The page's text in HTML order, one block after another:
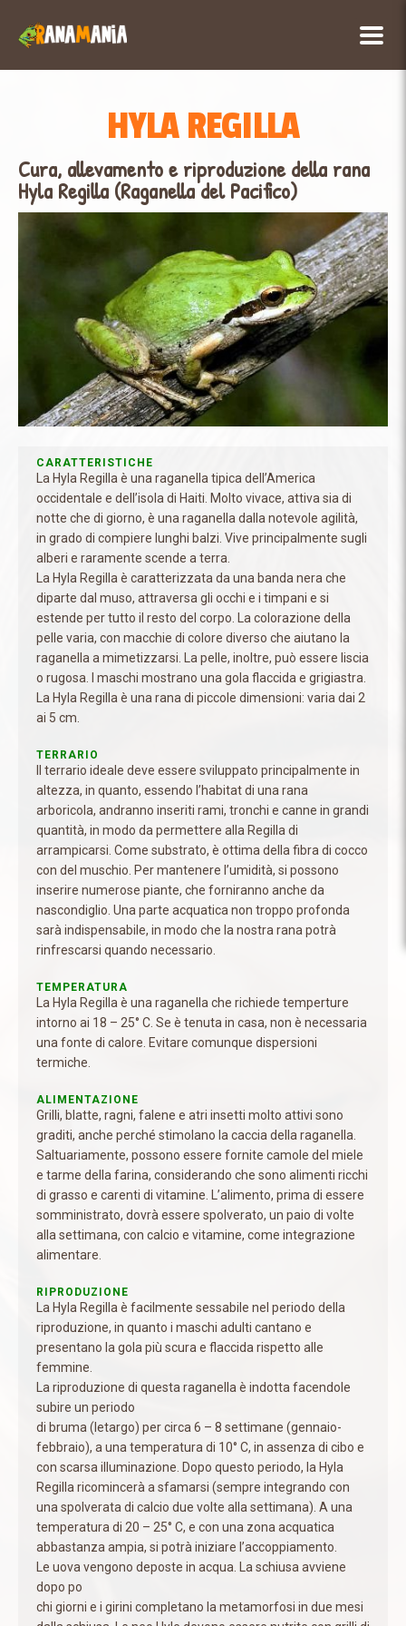
HYLA REGILLA
Cura, allevamento e riproduzione della rana
Hyla Regilla (Raganella del Pacifico)
CARATTERISTICHE
La Hyla Regilla è una raganella tipica dell’America
occidentale e dell’isola di Haiti. Molto vivace, attiva sia di
notte che di giorno, è una raganella dalla notevole agilità,
in grado di compiere lunghi balzi. Vive principalmente sugli
alberi e raramente scende a terra.
La Hyla Regilla è caratterizzata da una banda nera che
diparte dal muso, attraversa gli occhi e i timpani e si
estende per tutto il resto del corpo. La colorazione della
pelle varia, con macchie di colore diverso che aiutano la
raganella a mimetizzarsi. La pelle, inoltre, può essere liscia
o rugosa. I maschi mostrano una gola flaccida e grigiastra.
La Hyla Regilla è una rana di piccole dimensioni: varia dai 2
ai 5 cm.
TERRARIO
Il terrario ideale deve essere sviluppato principalmente in
altezza, in quanto, essendo l’habitat di una rana
arboricola, andranno inseriti rami, tronchi e canne in grandi
quantità, in modo da permettere alla Regilla di
arrampicarsi. Come substrato, è ottima della fibra di cocco
con del muschio. Per mantenere l’umidità, si possono
inserire numerose piante, che forniranno anche da
nascondiglio. Una parte acquatica non troppo profonda
sarà indispensabile, in modo che la nostra rana potrà
rinfrescarsi quando necessario.
TEMPERATURA
La Hyla Regilla è una raganella che richiede temperture
intorno ai 18 – 25° C. Se è tenuta in casa, non è necessaria
una fonte di calore. Evitare comunque dispersioni
termiche.
ALIMENTAZIONE
Grilli, blatte, ragni, falene e atri insetti molto attivi sono
graditi, anche perché stimolano la caccia della raganella.
Saltuariamente, possono essere fornite camole del miele
e tarme della farina, considerando che sono alimenti ricchi
di grasso e carenti di vitamine. L’alimento, prima di essere
somministrato, dovrà essere spolverato, un paio di volte
alla settimana, con calcio e vitamine, come integrazione
alimentare.
RIPRODUZIONE
La Hyla Regilla è facilmente sessabile nel periodo della
riproduzione, in quanto i maschi adulti cantano e
presentano la gola più scura e flaccida rispetto alle
femmine.
La riproduzione di questa raganella è indotta facendole
subire un periodo
di bruma (letargo) per circa 6 – 8 settimane (gennaio-
febbraio), a una temperatura di 10° C, in assenza di cibo e
con scarsa illuminazione. Dopo questo periodo, la Hyla
Regilla ricomincerà a sfamarsi (sempre integrando con
una spolverata di calcio due volte alla settimana). A una
temperatura di 20 – 25° C, e con una zona acquatica
abbastanza ampia, si potrà iniziare l’accoppiamento.
Le uova vengono deposte in acqua. La schiusa avviene
dopo po
chi giorni e i girini completano la metamorfosi in due mesi